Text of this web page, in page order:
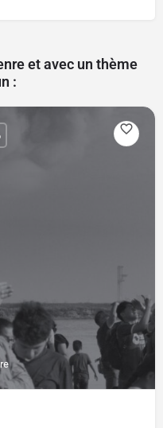
et avec un thème
: